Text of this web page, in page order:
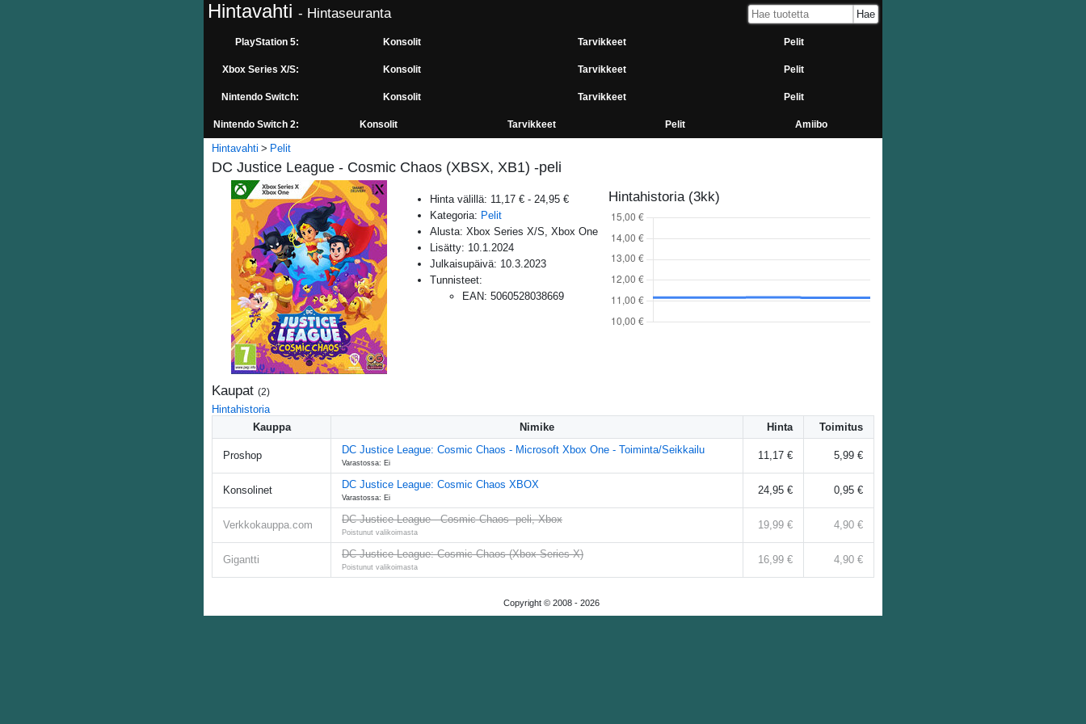
Hintavahti - Hintaseuranta
PlayStation 5: Konsolit Tarvikkeet Pelit
Xbox Series X/S: Konsolit Tarvikkeet Pelit
Nintendo Switch: Konsolit Tarvikkeet Pelit
Nintendo Switch 2: Konsolit Tarvikkeet Pelit Amiibo
Hintavahti Pelit
DC Justice League - Cosmic Chaos (XBSX, XB1) -peli
Hinta välillä: 11,17 € - 24,95 €
Kategoria: Pelit
Alusta: Xbox Series X/S, Xbox One
Lisätty: 10.1.2024
Julkaisupäivä: 10.3.2023
Tunnisteet:
EAN: 5060528038669
Hintahistoria (3kk)
Kaupat (2)
Hintahistoria
Kauppa
Nimike Hinta Toimitus
Proshop DC Justice League: Cosmic Chaos - Microsoft Xbox One - Toiminta/Seikkailu
Varastossa: Ei
11,17 € 5,99 €
Konsolinet DC Justice League: Cosmic Chaos XBOX
Varastossa: Ei
24,95 € 0,95 €
Verkkokauppa.com DC Justice League - Cosmic Chaos -peli, Xbox
Poistunut valikoimasta
19,99 € 4,90 €
Gigantti DC Justice League: Cosmic Chaos (Xbox Series X)
Poistunut valikoimasta
16,99 € 4,90 €
Copyright © 2008 - 2026